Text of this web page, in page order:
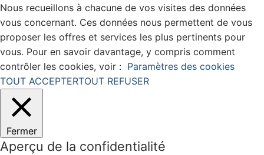
Nous recueillons à chacune de vos visites des données
vous concernant. Ces données nous permettent de vous
proposer les offres et services les plus pertinents pour
vous. Pour en savoir davantage, y compris comment
contrôler les cookies, voir : Paramètres des cookies
TOUT ACCEPTERTOUT REFUSER
Fermer
Aperçu de la confidentialité